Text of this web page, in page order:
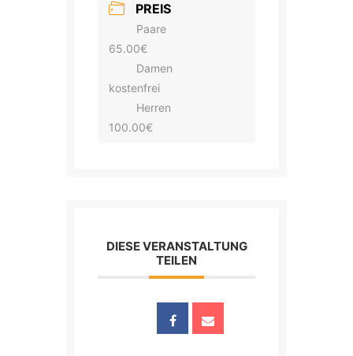
PREIS
Paare
65.00€
Damen
kostenfrei
Herren
100.00€
DIESE VERANSTALTUNG
TEILEN